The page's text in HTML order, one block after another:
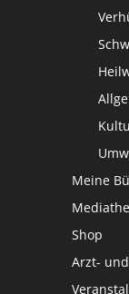
Meine
Shop
Arzt-